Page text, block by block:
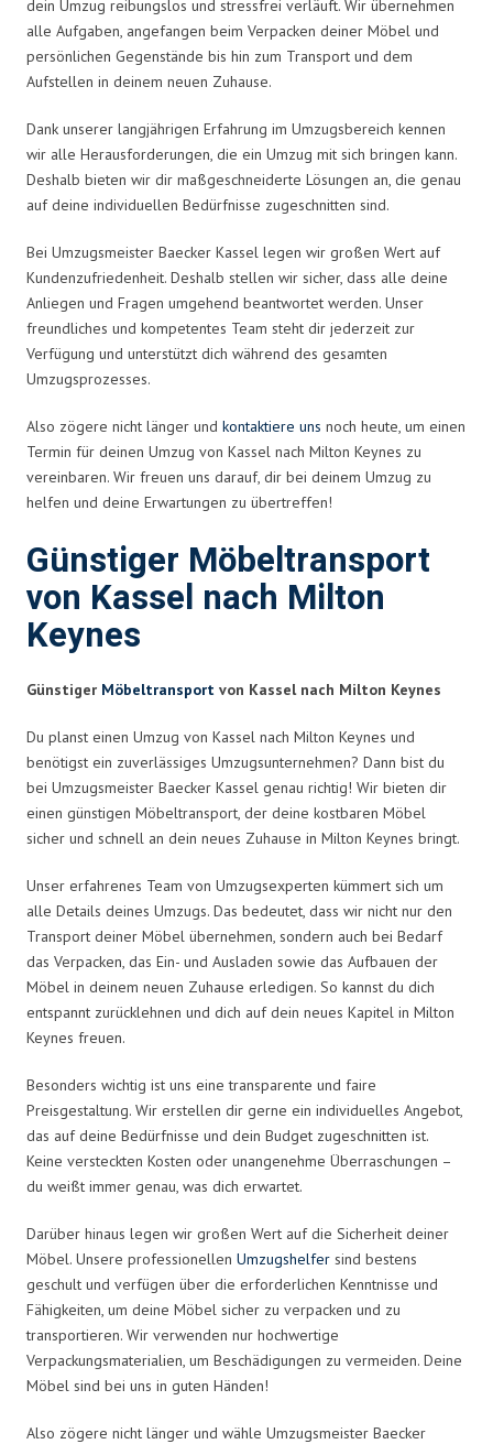
dein Umzug reibungslos und stressfrei verläuft. Wir übernehmen
alle Aufgaben, angefangen beim Verpacken deiner Möbel und
persönlichen Gegenstände bis hin zum Transport und dem
Aufstellen in deinem neuen Zuhause.
Dank unserer langjährigen Erfahrung im Umzugsbereich kennen
wir alle Herausforderungen, die ein Umzug mit sich bringen kann.
Deshalb bieten wir dir maßgeschneiderte Lösungen an, die genau
auf deine individuellen Bedürfnisse zugeschnitten sind.
Bei Umzugsmeister Baecker Kassel legen wir großen Wert auf
Kundenzufriedenheit. Deshalb stellen wir sicher, dass alle deine
Anliegen und Fragen umgehend beantwortet werden. Unser
freundliches und kompetentes Team steht dir jederzeit zur
Verfügung und unterstützt dich während des gesamten
Umzugsprozesses.
Also zögere nicht länger und kontaktiere uns noch heute, um einen
Termin für deinen Umzug von Kassel nach Milton Keynes zu
vereinbaren. Wir freuen uns darauf, dir bei deinem Umzug zu
helfen und deine Erwartungen zu übertreffen!
Günstiger Möbeltransport
von Kassel nach Milton
Keynes
Günstiger Möbeltransport von Kassel nach Milton Keynes
Du planst einen Umzug von Kassel nach Milton Keynes und
benötigst ein zuverlässiges Umzugsunternehmen? Dann bist du
bei Umzugsmeister Baecker Kassel genau richtig! Wir bieten dir
einen günstigen Möbeltransport, der deine kostbaren Möbel
sicher und schnell an dein neues Zuhause in Milton Keynes bringt.
Unser erfahrenes Team von Umzugsexperten kümmert sich um
alle Details deines Umzugs. Das bedeutet, dass wir nicht nur den
Transport deiner Möbel übernehmen, sondern auch bei Bedarf
das Verpacken, das Ein- und Ausladen sowie das Aufbauen der
Möbel in deinem neuen Zuhause erledigen. So kannst du dich
entspannt zurücklehnen und dich auf dein neues Kapitel in Milton
Keynes freuen.
Besonders wichtig ist uns eine transparente und faire
Preisgestaltung. Wir erstellen dir gerne ein individuelles Angebot,
das auf deine Bedürfnisse und dein Budget zugeschnitten ist.
Keine versteckten Kosten oder unangenehme Überraschungen –
du weißt immer genau, was dich erwartet.
Darüber hinaus legen wir großen Wert auf die Sicherheit deiner
Möbel. Unsere professionellen Umzugshelfer sind bestens
geschult und verfügen über die erforderlichen Kenntnisse und
Fähigkeiten, um deine Möbel sicher zu verpacken und zu
transportieren. Wir verwenden nur hochwertige
Verpackungsmaterialien, um Beschädigungen zu vermeiden. Deine
Möbel sind bei uns in guten Händen!
Also zögere nicht länger und wähle Umzugsmeister Baecker